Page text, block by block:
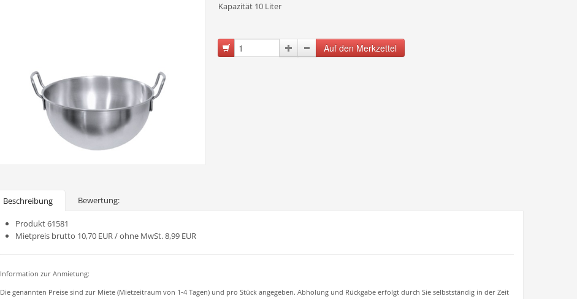
Kapazität 10 Liter
Beschreibung Bewertung:
Produkt 61581
Mietpreis brutto 10,70 EUR / ohne MwSt. 8,99 EUR
Information zur Anmietung:
Die genannten Preise sind zur Miete (Mietzeitraum von 1-4 Tagen) und pro Stück angegeben. Abholung und Rückgabe erfolgt durch Sie selbstständig in der Zeit